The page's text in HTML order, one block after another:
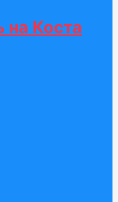
Коста